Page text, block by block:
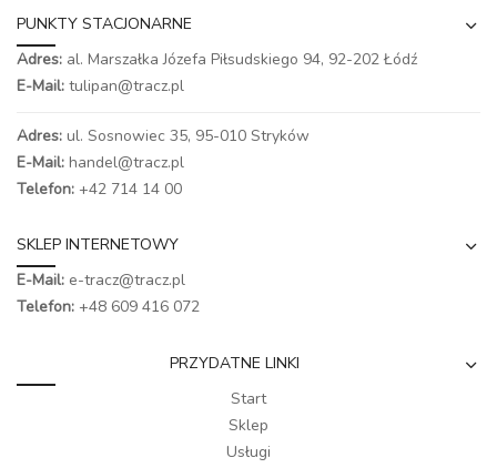
PUNKTY STACJONARNE
Adres: al. Marszałka Józefa Piłsudskiego 94, 92-202 Łódź
E-Mail: tulipan@tracz.pl
Adres: ul. Sosnowiec 35, 95-010 Stryków
E-Mail: handel@tracz.pl
Telefon: +42 714 14 00
SKLEP INTERNETOWY
E-Mail: e-tracz@tracz.pl
Telefon: +48 609 416 072
PRZYDATNE LINKI
Start
Sklep
Usługi